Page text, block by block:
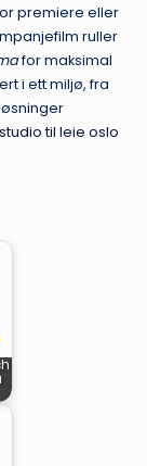
premiere eller
ruller
for maksimal
i ett miljø, fra
studio til leie oslo